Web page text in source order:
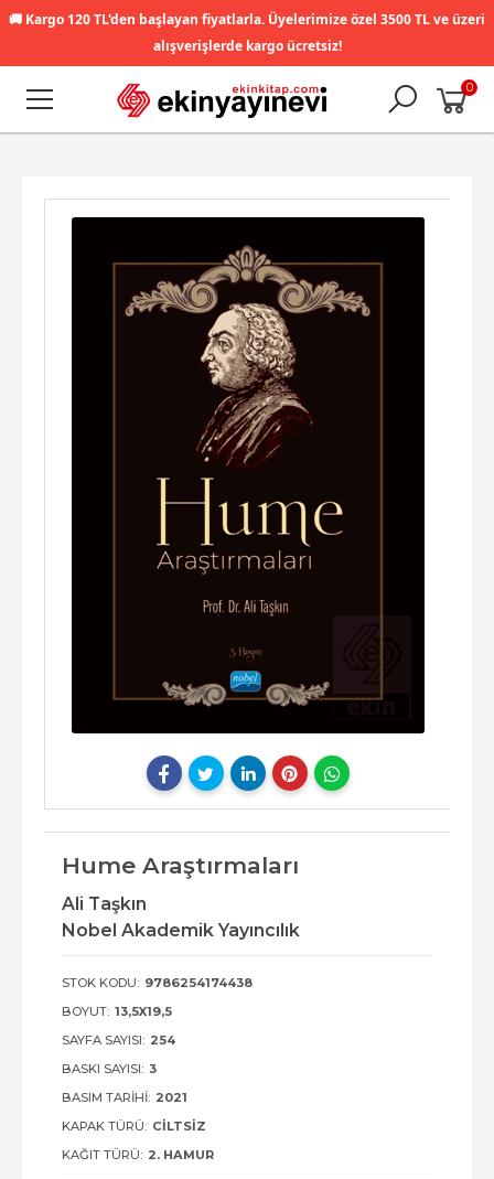
🚚 Kargo 120 TL'den başlayan fiyatlarla. Üyelerimize özel 3500 TL ve üzeri
alışverişlerde kargo ücretsiz!
0
Hume Araştırmaları
Ali Taşkın
Nobel Akademik Yayıncılık
STOK KODU: 9786254174438
BOYUT: 13,5X19,5
SAYFA SAYISI: 254
BASKI SAYISI: 3
BASIM TARIHI: 2021
KAPAK TÜRÜ: CILTSIZ
KAĞIT TÜRÜ: 2. HAMUR